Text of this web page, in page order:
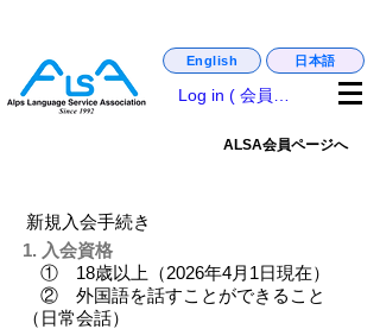
matsumoto_castle_guide,. english_guide
English 日本語
Log in ( 会員専用 )
ALSA会員ページへ
新規入会手続き
1. 入会資格
① 18歳以上（2026年4月1日現在）
② 外国語を話すことができること
（日常会話）